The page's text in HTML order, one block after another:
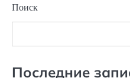
Поиск
Последние